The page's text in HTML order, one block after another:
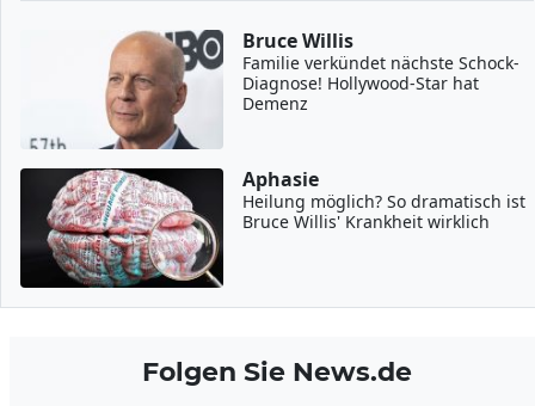
Bruce Willis
Familie verkündet nächste Schock-
Diagnose! Hollywood-Star hat
Demenz
Aphasie
Heilung möglich? So dramatisch ist
Bruce Willis' Krankheit wirklich
Folgen Sie News.de